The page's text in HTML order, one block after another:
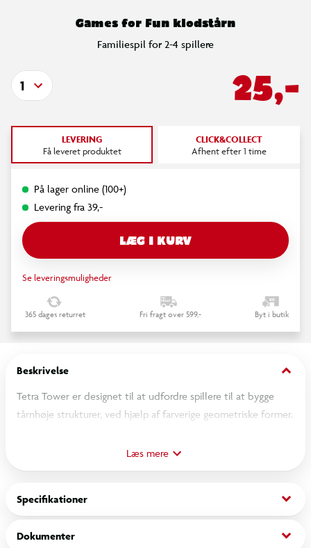
Games for Fun klodstårn
Familiespil for 2-4 spillere
25,-
1
LEVERING
Få leveret produktet
CLICK&COLLECT
Afhent efter 1 time
På lager online (100+)
Levering fra 39,-
LÆG I KURV
Se leveringsmuligheder
365 dages returret Fri fragt over 599,- Byt i butik
Beskrivelse keyboard_arrow_down
Tetra Tower er designet til at udfordre spillere til at bygge
tårnhøje strukturer, ved hjælp af farverige geometriske former.
med at det giver timevis af underholdning, for familier eller
venner. Kompakt og bærbar, ideel til sjov på farten. Grib dine
første spiller, der får klodstårnet til at kollapse, taber.
1 chassis
Læs mere
Specifikationer keyboard_arrow_down
Dokumenter keyboard_arrow_down